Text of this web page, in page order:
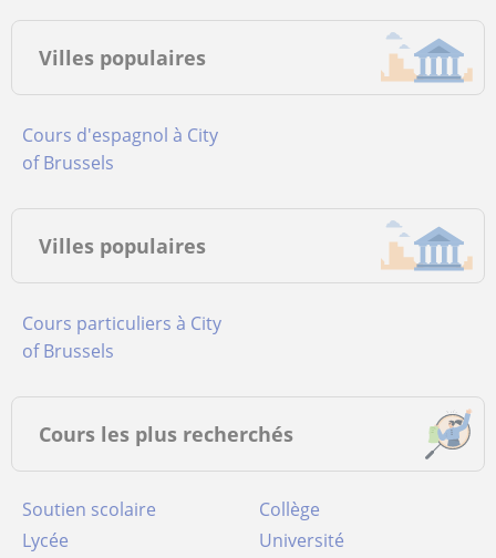
Villes populaires
Cours d'espagnol à City
of Brussels
Villes populaires
Cours particuliers à City
of Brussels
Cours les plus recherchés
Soutien scolaire
Collège
Lycée
Université